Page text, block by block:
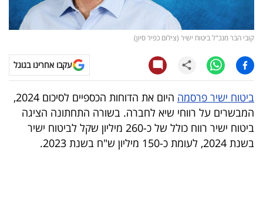
קריפטו
ויראלי
טלוויזיה
עסקי
ספורט
קריירה
קובי הבר מנכ"ל ביטוח ישיר (צילום כפיר סיון)
עקבו אחרינו בגוגל
ביטוח ישיר פרסמה
היום את הדוחות הכספיים לסיכום 2024,
המבשרים על רווחי שיא לחברה. בשורה התחתונה הציגה
ביטוח ישיר רווח כולל של כ-260 מיליון שקל לביטוח ישיר
בשנת 2024, לעומת כ-150 מיליון ש"ח בשנת 2023.